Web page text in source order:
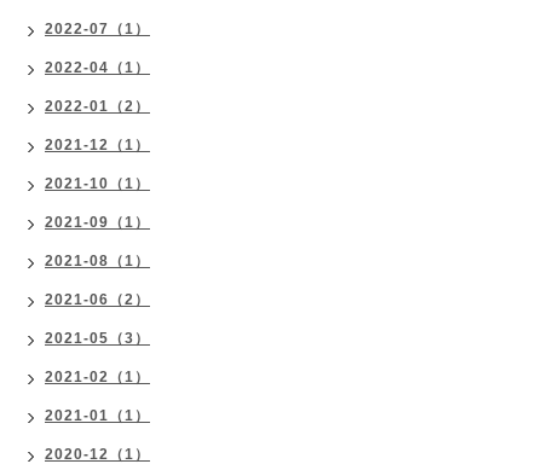
2022-07（1）
2022-04（1）
2022-01（2）
2021-12（1）
2021-10（1）
2021-09（1）
2021-08（1）
2021-06（2）
2021-05（3）
2021-02（1）
2021-01（1）
2020-12（1）